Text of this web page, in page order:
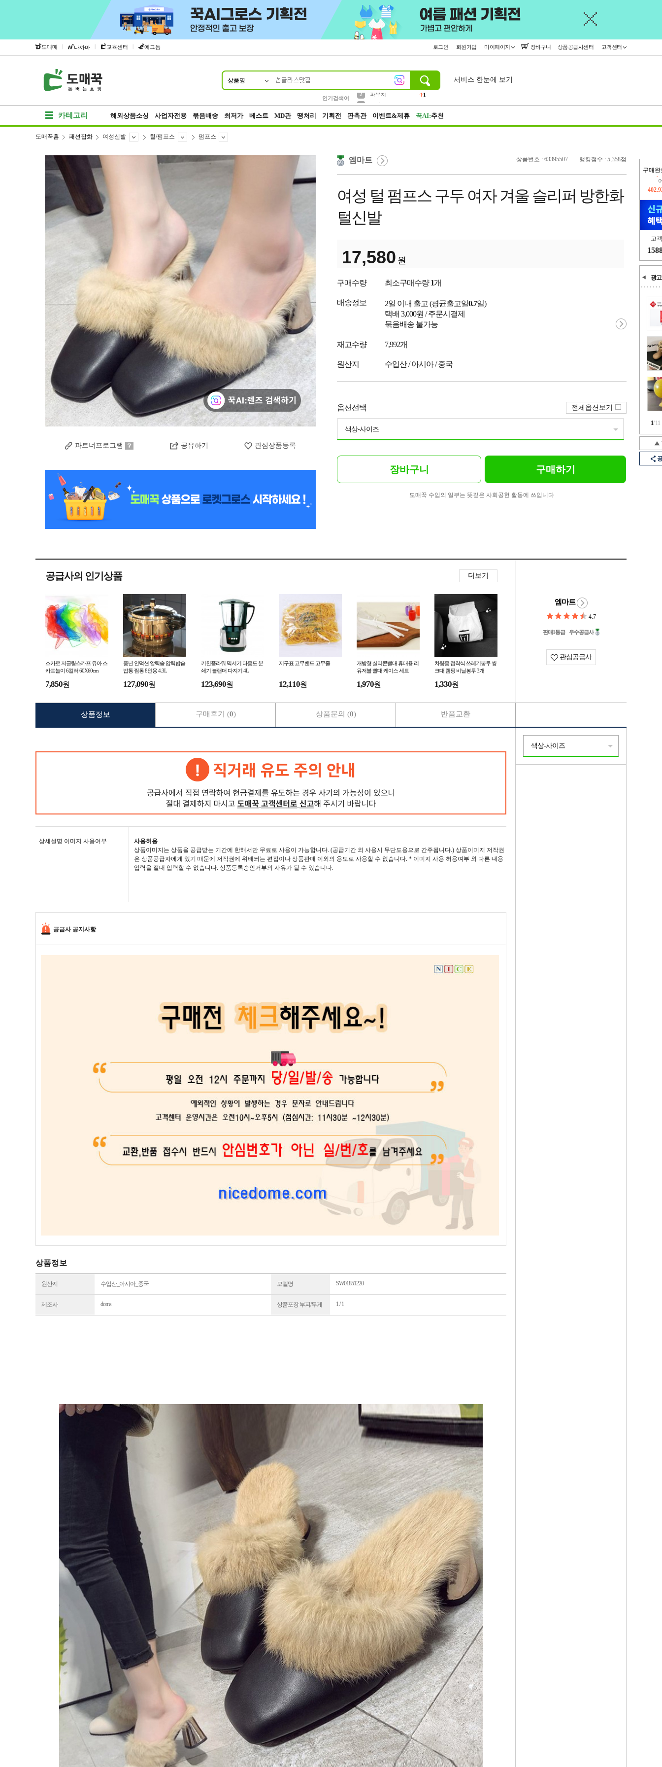
도매매 | 나까마 | 교육센터 | 에그돔 로그인 회원가입 마이페이지 장바구니 상품공급사센터 고객센터
상품명
인기검색어
3
모자
2
서비스 한눈에 보기
카테고리 해외상품소싱 사업자전용 묶음배송 최저가 베스트 MD관 땡처리 기획전 판촉관 이벤트&제휴 꾹AI:추천
구매완
고
광고
1/11
도매꾹홈 패션잡화 여성신발 힐/펌프스 펌프스
파트너프로그램 공유하기 관심상품등록
상품번호 : 63395507 랭킹점수 : 5,358점
엠마트
여성 털 펌프스 구두 여자 겨울 슬리퍼 방한화
털신발
17,580 원
구매수량 최소구매수량1개
배송정보 2일 이내 출고 (평균출고일0.7일)
택배 3,000원 / 주문시결제
묶음배송 불가능
재고수량 7,992개
원산지 수입산 / 아시아 / 중국
옵션선택
색상-사이즈
전체옵션보기
장바구니 구매하기
도매꾹 수입의 일부는 뜻깊은 사회공헌 활동에 쓰입니다
공급사의 인기상품 더보기
스카로 저글링스카프 유아 스
카프놀이 6컬러 60X60cm
7,850원
풍년 인덕션 압력솥 압력밥솥
밥통 찜통 8인용 4.3L
127,090원
키친플라워 믹서기 다용도 분
쇄기 블랜더 다지기 4L
123,690원
지구표 고무밴드 고무줄
12,110원
개방형 실리콘빨대 휴대용 리
유저블 빨대 케이스 세트
1,970원
차량용 접착식 쓰레기봉투 씽
크대 캠핑 비닐봉투 3개
1,330원
엠마트
4.7
판매1등급 우수공급사
관심공급사
상세설명 이미지 사용여부
사용허용
상품이미지는 상품을 공급받는 기간에 한해서만 무료로 사용이 가능합니다. (공급기간 외 사용시 무단도용으로 간주됩니다.) 상품이미지 저작권
은 상품공급자에게 있기 때문에 저작권에 위배되는 편집이나 상품판매 이외의 용도로 사용할 수 없습니다. * 이미지 사용 허용여부 외 다른 내용
입력을 절대 입력할 수 없습니다. 상품등록승인거부의 사유가 될 수 있습니다.
공급사 공지사항
상품정보
원산지 수입산_아시아_중국 모델명 SW01851220
제조사 doms 상품포장 부피/무게 1 / 1
상품정보 구매후기 (0) 상품문의 (0) 반품교환
색상-사이즈